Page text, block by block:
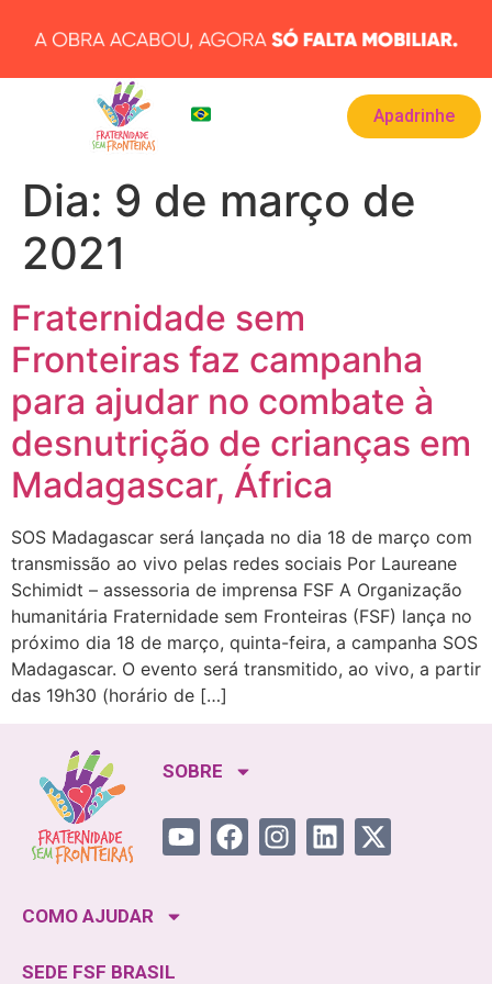
BRA Apadrinhe
Dia: 9 de março de
2021
Fraternidade sem
Fronteiras faz campanha
para ajudar no combate à
desnutrição de crianças em
Madagascar, África
SOS Madagascar será lançada no dia 18 de março com
transmissão ao vivo pelas redes sociais Por Laureane
Schimidt – assessoria de imprensa FSF A Organização
humanitária Fraternidade sem Fronteiras (FSF) lança no
próximo dia 18 de março, quinta-feira, a campanha SOS
Madagascar. O evento será transmitido, ao vivo, a partir
das 19h30 (horário de […]
SOBRE
COMO AJUDAR
SEDE FSF BRASIL